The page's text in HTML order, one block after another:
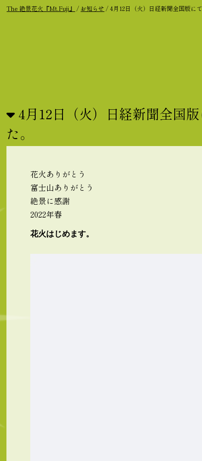
The 絶景花火『Mt.Fuji』 / お知らせ / 4月12日（火）日経新聞全国版に
4月12日（火）日経新聞全国
た。
花火ありがとう
富士山ありがとう
絶景に感謝
2022年春
花火はじめます。